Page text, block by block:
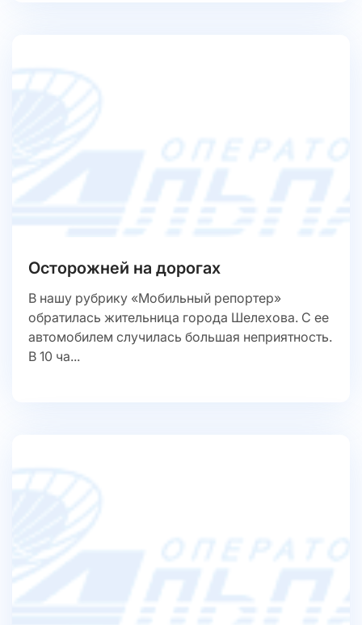
Осторожней на дорогах
В нашу рубрику «Мобильный репортер»
обратилась жительница города Шелехова. С ее
автомобилем случилась большая неприятность.
В 10 ча...